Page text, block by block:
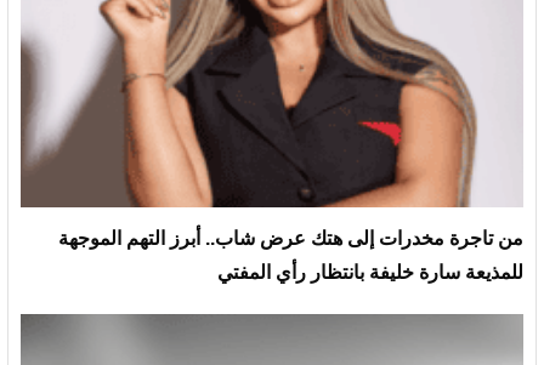
من تاجرة مخدرات إلى هتك عرض شاب.. أبرز التهم الموجهة
للمذيعة سارة خليفة بانتظار رأي المفتي